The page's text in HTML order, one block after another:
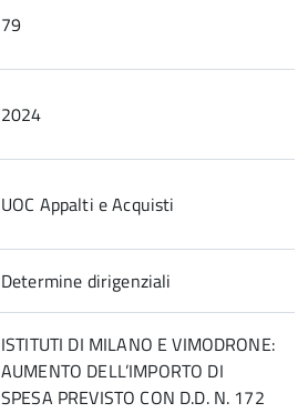
79
2024
UOC Appalti e Acquisti
Determine dirigenziali
ISTITUTI DI MILANO E VIMODRONE:
AUMENTO DELL’IMPORTO DI
SPESA PREVISTO CON D.D. N. 172